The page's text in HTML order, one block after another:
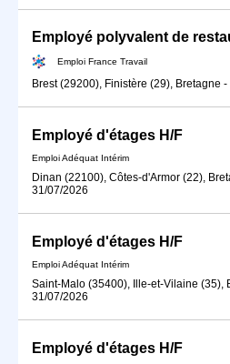
Employé polyvalent de
Emploi France Travail
Brest (29200), Finistère (29), Bretagne -
Employé d'étages H/F
Emploi Adéquat Intérim
Dinan (22100), Côtes-d'Armor (22),
31/07/2026
Employé d'étages H/F
Emploi Adéquat Intérim
Saint-Malo (35400), Ille-et-Vilaine (35),
31/07/2026
Employé d'étages H/F